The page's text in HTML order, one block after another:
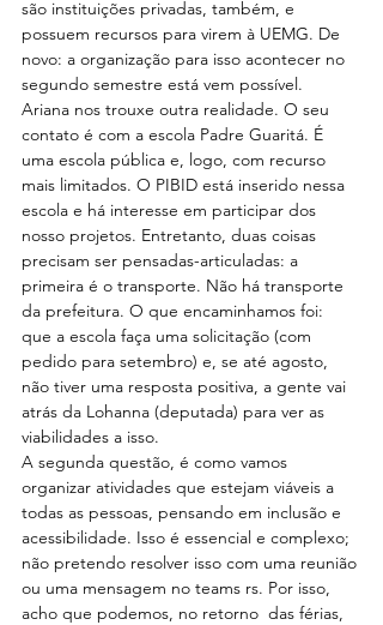
são instituições privadas, também, e
possuem recursos para virem à UEMG. De
novo: a organização para isso acontecer no
segundo semestre está vem possível.
Ariana nos trouxe outra realidade. O seu
contato é com a escola Padre Guaritá. É
uma escola pública e, logo, com recurso
mais limitados. O PIBID está inserido nessa
escola e há interesse em participar dos
nosso projetos. Entretanto, duas coisas
precisam ser pensadas-articuladas: a
primeira é o transporte. Não há transporte
da prefeitura. O que encaminhamos foi:
que a escola faça uma solicitação (com
pedido para setembro) e, se até agosto,
não tiver uma resposta positiva, a gente vai
atrás da Lohanna (deputada) para ver as
viabilidades a isso.
A segunda questão, é como vamos
organizar atividades que estejam viáveis a
todas as pessoas, pensando em inclusão e
acessibilidade. Isso é essencial e complexo;
não pretendo resolver isso com uma reunião
ou uma mensagem no teams rs. Por isso,
acho que podemos, no retorno  das férias,